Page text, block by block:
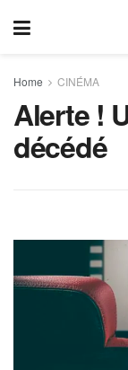
Home CINÉMA
Alerte !
décédé